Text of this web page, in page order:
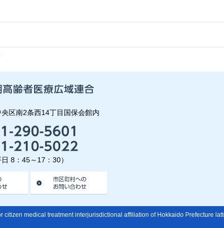
区南2条西14丁目国保会館内
8：45～17：30）
citizen medical treatment interjurisdictional affiliation of Hokkaido Prefecture